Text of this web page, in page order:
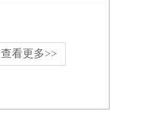
查看更多>>